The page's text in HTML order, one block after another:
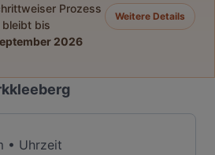
Prozess
bis
2026
Weitere Details
• Uhrzeit